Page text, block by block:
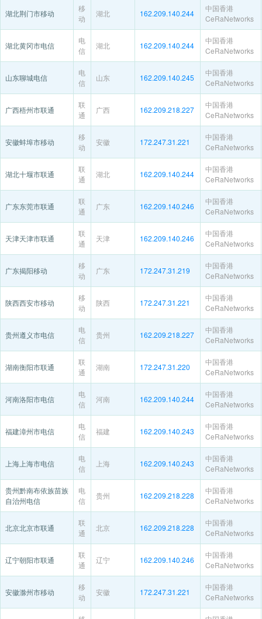
湖北荆门市移动
移
动
湖北 162.209.140.244
中国香港
CeRaNetworks
湖北黄冈市电信
电
信
湖北 162.209.140.244
中国香港
CeRaNetworks
山东聊城电信
电
信
山东 162.209.140.245
中国香港
CeRaNetworks
广西梧州市联通
联
通
广西 162.209.218.227
中国香港
CeRaNetworks
安徽蚌埠市移动
移
动
安徽 172.247.31.221
中国香港
CeRaNetworks
湖北十堰市联通
联
通
湖北 162.209.140.244
中国香港
CeRaNetworks
广东东莞市联通
联
通
广东 162.209.140.246
中国香港
CeRaNetworks
天津天津市联通
联
通
天津 162.209.140.246
中国香港
CeRaNetworks
广东揭阳移动
移
动
广东 172.247.31.219
中国香港
CeRaNetworks
陕西西安市移动
移
动
陕西 172.247.31.221
中国香港
CeRaNetworks
贵州遵义市电信
电
信
贵州 162.209.218.227
中国香港
CeRaNetworks
湖南衡阳市联通
联
通
湖南 172.247.31.220
中国香港
CeRaNetworks
河南洛阳市电信
电
信
河南 162.209.140.244
中国香港
CeRaNetworks
福建漳州市电信
电
信
福建 162.209.140.243
中国香港
CeRaNetworks
上海上海市电信
电
信
上海 162.209.140.243
中国香港
CeRaNetworks
贵州黔南布依族苗族
自治州电信
电
信
贵州 162.209.218.228
中国香港
CeRaNetworks
北京北京市联通
联
通
北京 162.209.218.228
中国香港
CeRaNetworks
辽宁朝阳市联通
联
通
辽宁 162.209.140.246
中国香港
CeRaNetworks
安徽滁州市移动
移
动
安徽 172.247.31.221
中国香港
CeRaNetworks